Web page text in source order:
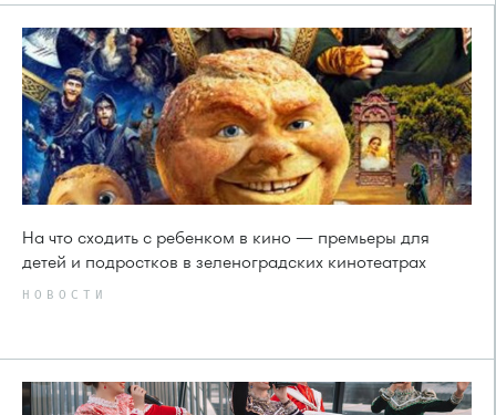
На что сходить с ребенком в кино — премьеры для
детей и подростков в зеленоградских кинотеатрах
НОВОСТИ